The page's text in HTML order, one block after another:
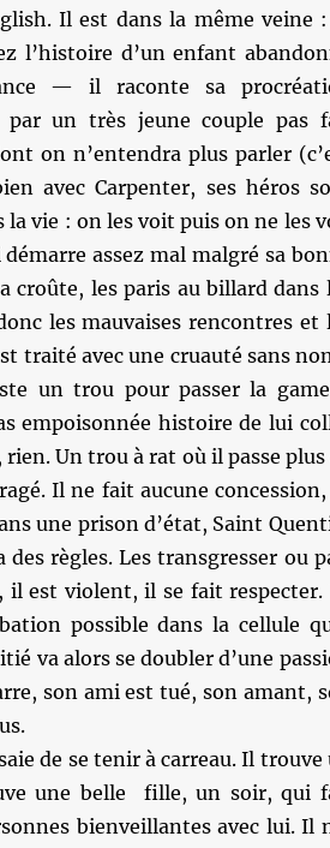
Il est dans la même veine
l’histoire d’un enfant
— il raconte sa
par un très jeune couple pas
on n’entendra plus parler
avec Carpenter, ses héros
la vie : on les voit puis on ne les
assez mal malgré sa
croûte, les paris au billard dans
les mauvaises rencontres et
traité avec une cruauté sans
un trou pour passer la
empoisonnée histoire de lui
Un trou à rat où il passe plus
Il ne fait aucune concession,
une prison d’état, Saint
règles. Les transgresser ou
il est violent, il se fait respecter.
possible dans la cellule
va alors se doubler d’une
son ami est tué, son amant,
de se tenir à carreau. Il trouve
une belle fille, un soir, qui
bienveillantes avec lui. Il